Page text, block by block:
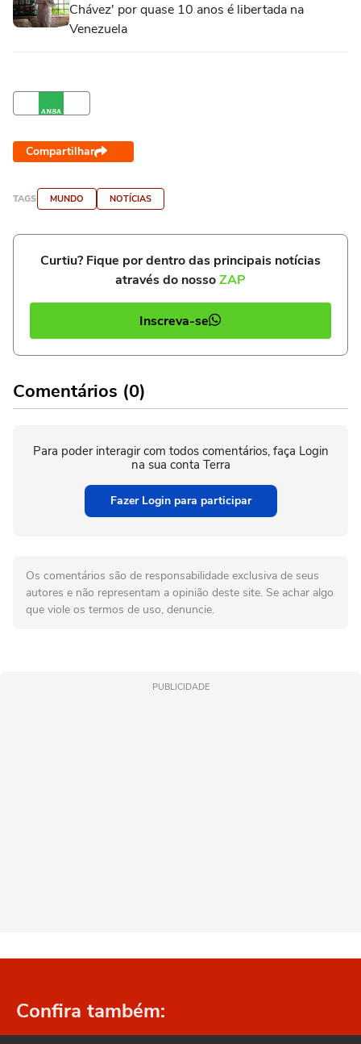
Chávez' por quase 10 anos é libertada na
Venezuela
Compartilhar
TAGS MUNDO NOTÍCIAS
Curtiu? Fique por dentro das principais notícias
através do nossoZAP
Inscreva-se
Comentários (0)
Para poder interagir com todos comentários, faça Login
na sua conta Terra
Fazer Login para participar
Os comentários são de responsabilidade exclusiva de seus
autores e não representam a opinião deste site. Se achar algo
que viole os termos de uso, denuncie.
PUBLICIDADE
Confira também: